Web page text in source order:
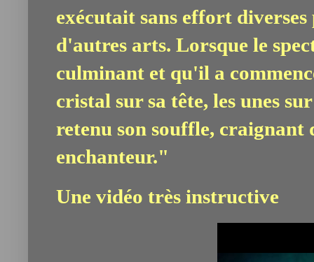
exécutait sans effort
d'autres arts. Lorsque le
culminant et qu'il a
cristal sur sa tête, les unes
retenu son souffle, craignant
enchanteur."
Une vidéo très instructive